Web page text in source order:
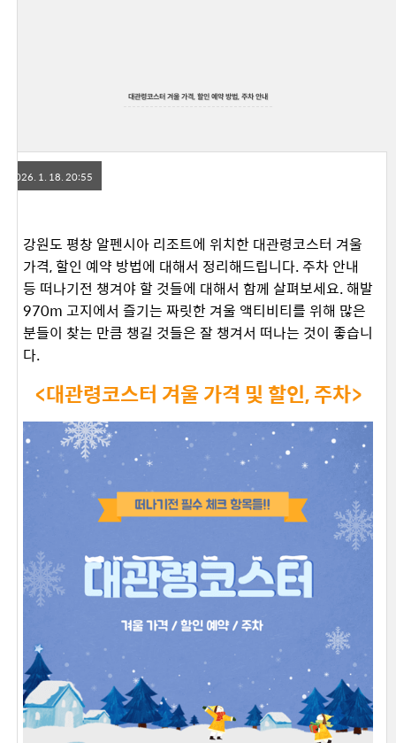
대관령코스터 겨울 가격, 할인 예약 방법, 주차 안내
2026. 1. 18. 20:55
강원도 평창 알펜시아 리조트에 위치한 대관령코스터 겨울
가격, 할인 예약 방법에 대해서 정리해드립니다. 주차 안내
등 떠나기전 챙겨야 할 것들에 대해서 함께 살펴보세요. 해발
970m 고지에서 즐기는 짜릿한 겨울 액티비티를 위해 많은
분들이 찾는 만큼 챙길 것들은 잘 챙겨서 떠나는 것이 좋습니
다.
<대관령코스터 겨울 가격 및 할인, 주차>